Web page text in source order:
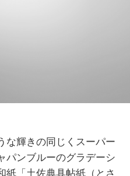
な輝きの同じくスーパー
パンブルーのグラデーシ
紙「土佐典具帖紙（とさ